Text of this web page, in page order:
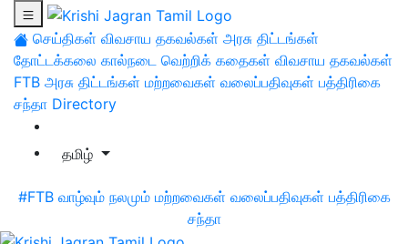
செய்திகள் விவசாய தகவல்கள் அரசு திட்டங்கள்
தோட்டக்கலை கால்நடை வெற்றிக் கதைகள் விவசாய தகவல்கள்
FTB அரசு திட்டங்கள் மற்றவைகள் வலைப்பதிவுகள் பத்திரிகை
சந்தா Directory
தமிழ்
#FTB வாழ்வும் நலமும் மற்றவைகள் வலைப்பதிவுகள் பத்திரிகை
சந்தா